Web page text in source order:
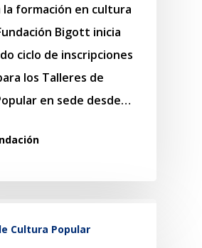
la formación en cultura
Bigott inicia
ciclo de inscripciones
los Talleres de
en sede desde…
Cultura Popular